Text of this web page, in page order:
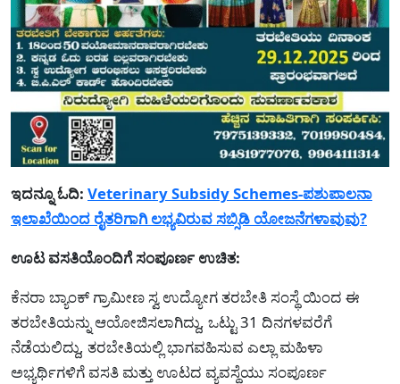
ಇದನ್ನೂ ಓದಿ: Veterinary Subsidy Schemes-ಪಶುಪಾಲನಾ
ಇಲಾಖೆಯಿಂದ ರೈತರಿಗಾಗಿ ಲಭ್ಯವಿರುವ ಸಬ್ಸಿಡಿ ಯೋಜನೆಗಳಾವುವು?
ಊಟ ವಸತಿಯೊಂದಿಗೆ ಸಂಪೂರ್ಣ ಉಚಿತ:
ಕೆನರಾ ಬ್ಯಾಂಕ್ ಗ್ರಾಮೀಣ ಸ್ವ ಉದ್ಯೋಗ ತರಬೇತಿ ಸಂಸ್ಥೆ ಯಿಂದ ಈ
ತರಬೇತಿಯನ್ನು ಆಯೋಜಿಸಲಾಗಿದ್ದು, ಒಟ್ಟು 31 ದಿನಗಳವರೆಗೆ
ನೆಡೆಯಲಿದ್ದು, ತರಬೇತಿಯಲ್ಲಿ ಭಾಗವಹಿಸುವ ಎಲ್ಲಾ ಮಹಿಳಾ
ಅಭ್ಯರ್ಥಿಗಳಿಗೆ ವಸತಿ ಮತ್ತು ಊಟದ ವ್ಯವಸ್ಥೆಯು ಸಂಪೂರ್ಣ